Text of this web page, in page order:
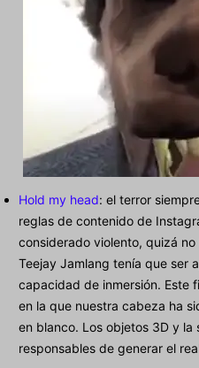
Hold my head: el terror
reglas de contenido de
considerado violento, quizá
Teejay Jamlang tenía que ser
capacidad de inmersión. Este
en la que nuestra cabeza ha
en blanco. Los objetos 3D y la
responsables de generar el